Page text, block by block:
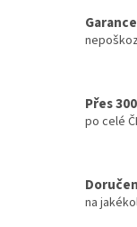
Přes
po celé
na